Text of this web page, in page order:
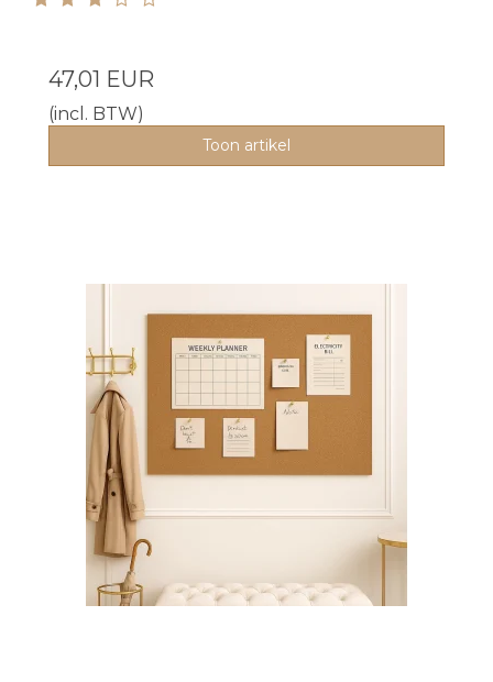
47,01 EUR
(incl. BTW)
Toon artikel